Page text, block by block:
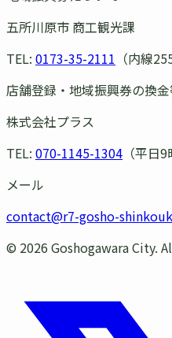
五所川原市 商工観光課
TEL: 0173-35-2111 （内線
店舗登録・地域振興券の換
株式会社プラス
TEL: 070-1145-1304 （平日
メール
contact@r7-gosho-
© 2026 Goshogawara City.